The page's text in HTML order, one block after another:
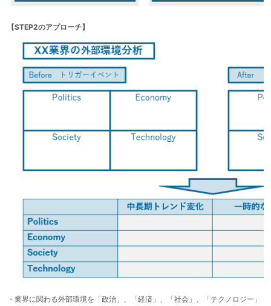
【STEP2のアプローチ】
・業界に関わる外部環境を「政治」、「経済」、「社会」、「テクノロジー」